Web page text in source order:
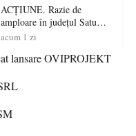
RTP?
ACȚIUNE. Razie de
amploare în județul Satu
Mare! Polițiștii au dat sute
șoferi fără permis într-o
acum 1 zi